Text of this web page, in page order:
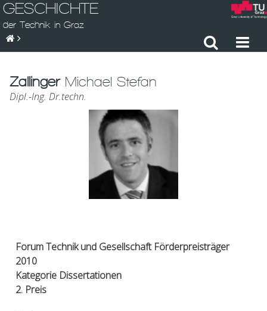
GESCHICHTE
der Technik in Graz
ZallingerMichael Stefan
Dipl.-Ing. Dr.techn.
Forum Technik und Gesellschaft Förderpreisträger
2010
Kategorie Dissertationen
2. Preis